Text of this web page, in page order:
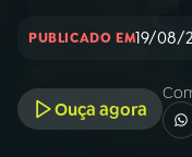
INÍCIO
A RÁDIO
PUBLICADO EM19/08/
Ouça agora